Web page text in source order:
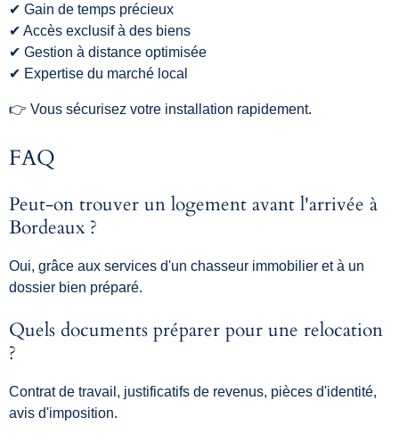
✔ Gain de temps précieux
✔ Accès exclusif à des biens
✔ Gestion à distance optimisée
✔ Expertise du marché local
👉 Vous sécurisez votre installation rapidement.
FAQ
Peut-on trouver un logement avant l'arrivée à
Bordeaux ?
Oui, grâce aux services d'un chasseur immobilier et à un
dossier bien préparé.
Quels documents préparer pour une relocation
?
Contrat de travail, justificatifs de revenus, pièces d'identité,
avis d'imposition.